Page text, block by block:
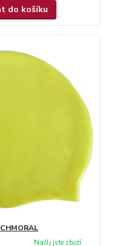
do košíku
Našli jste zboží